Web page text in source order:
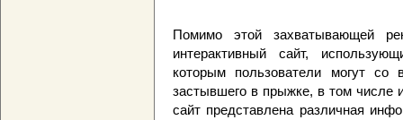
Помимо этой захватывающей
интерактивный сайт,
которым пользователи могут со
застывшего в прыжке, в том числе
сайт представлена различная